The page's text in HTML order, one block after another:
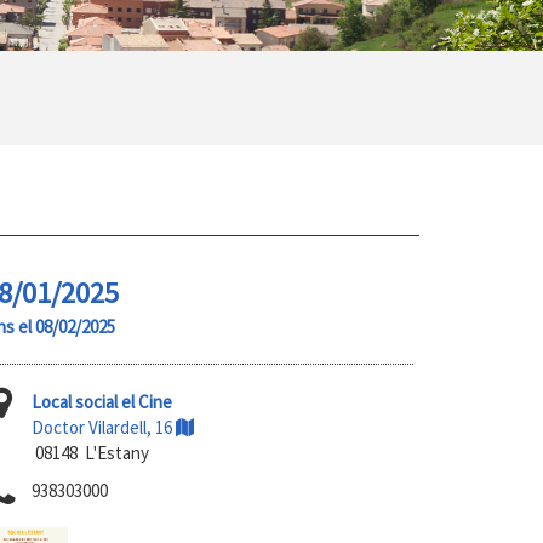
01/2025
el 08/02/2025
Local social el Cine
Doctor Vilardell, 16
08148 L'Estany
938303000